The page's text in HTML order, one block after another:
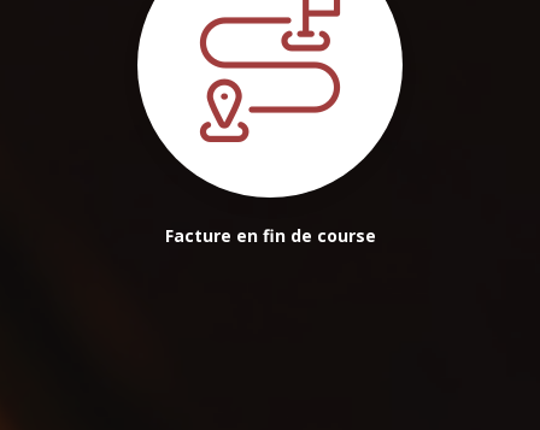
Facture en fin de course